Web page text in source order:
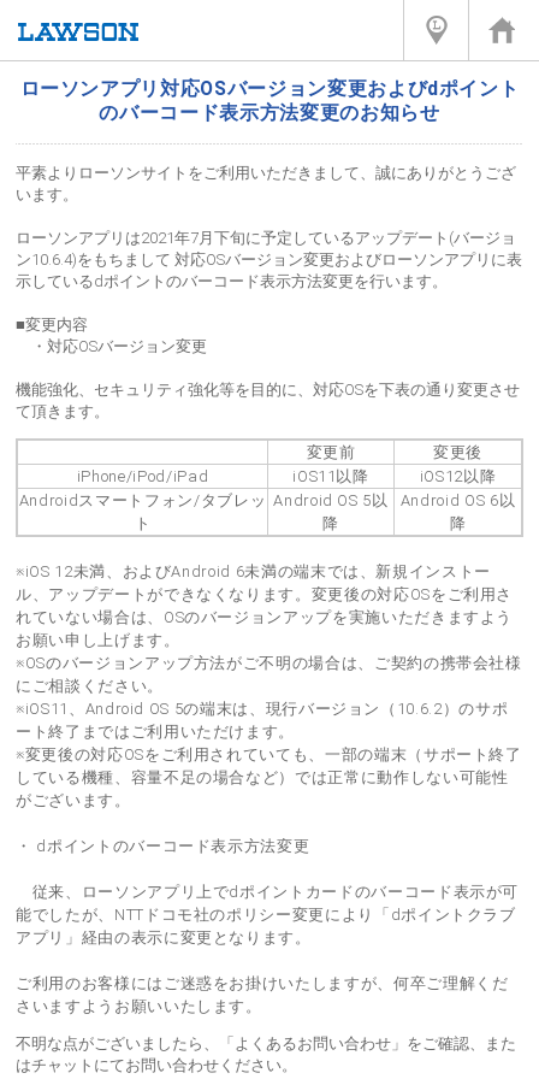
ローソンアプリ対応OSバージョン変更およびdポイント
のバーコード表示方法変更のお知らせ
平素よりローソンサイトをご利用いただきまして、誠にありがとうござ
います。
ローソンアプリは2021年7月下旬に予定しているアップデート(バージョ
ン10.6.4)をもちまして 対応OSバージョン変更およびローソンアプリに表
示しているdポイントのバーコード表示方法変更を行います。
■変更内容
・対応OSバージョン変更
機能強化、セキュリティ強化等を目的に、対応OSを下表の通り変更させ
て頂きます。
変更前
変更後
iPhone/iPod/iPad
iOS11以降
iOS12以降
Androidスマートフォン/タブレッ
ト
Android OS 5以
降
Android OS 6以
降
※iOS 12未満、およびAndroid 6未満の端末では、新規インストー
ル、アップデートができなくなります。変更後の対応OSをご利用さ
れていない場合は、OSのバージョンアップを実施いただきますよう
お願い申し上げます。
※OSのバージョンアップ方法がご不明の場合は、ご契約の携帯会社様
にご相談ください。
※iOS11、Android OS 5の端末は、現行バージョン（10.6.2）のサポ
ート終了まではご利用いただけます。
※変更後の対応OSをご利用されていても、一部の端末（サポート終了
している機種、容量不足の場合など）では正常に動作しない可能性
がございます。
・ dポイントのバーコード表示方法変更
従来、ローソンアプリ上でdポイントカードのバーコード表示が可
能でしたが、NTTドコモ社のポリシー変更により「dポイントクラブ
アプリ」経由の表示に変更となります。
ご利用のお客様にはご迷惑をお掛けいたしますが、何卒ご理解くだ
さいますようお願いいたします。
不明な点がございましたら、「よくあるお問い合わせ」をご確認、また
はチャットにてお問い合わせください。